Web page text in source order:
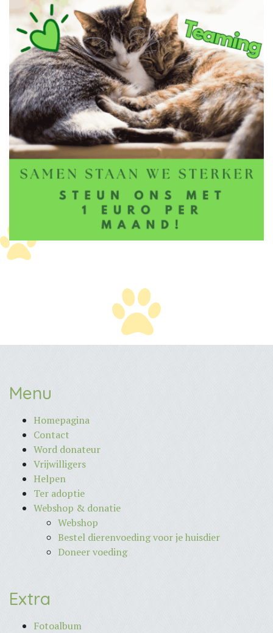
Menu
Homepagina
Contact
Word donateur
Vrijwilligers
Helpen
Ter adoptie
Webshop & donatie
Webshop
Bestel dierenvoeding voor je huisdier
Doneer voeding
Extra
Fotoalbum